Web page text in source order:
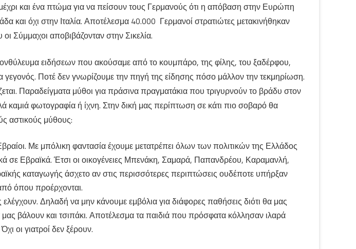
και ένα πτώμα για να πείσουν τους Γερμανούς ότι η απόβαση στην Ευρώπη
και όχι στην Ιταλία. Αποτέλεσμα 40.000 Γερμανοί στρατιώτες μετακινήθηκαν
Σύμμαχοι αποβιβάζονταν στην Σικελία.
ειδήσεων που ακούσαμε από το κουμπάρο, της φίλης, του ξαδέρφου,
γεγονός. Ποτέ δεν γνωρίζουμε την πηγή της είδησης πόσο μάλλον την τεκμηρίωση.
Παραδείγματα μύθοι για πράσινα πραγματάκια που τριγυρνούν το βράδυ στον
καμιά φωτογραφία ή ίχνη. Στην δική μας περίπτωση σε κάτι πιο σοβαρό θα
αστικούς μύθους:
Με μπόλικη φαντασία έχουμε μετατρέπει όλων των πολιτικών της Ελλάδος
σε Εβραϊκά. Έτσι οι οικογένειες Μπενάκη, Σαμαρά, Παπανδρέου, Καραμανλή,
καταγωγής άσχετο αν στις περισσότερες περιπτώσεις ουδέποτε υπήρξαν
όπου προέρχονται.
ελέγχουν. Δηλαδή να μην κάνουμε εμβόλια για διάφορες παθήσεις διότι θα μας
βάλουν και τσιπάκι. Αποτέλεσμα τα παιδιά που πρόσφατα κόλλησαν ιλαρά
οι γιατροί δεν ξέρουν.